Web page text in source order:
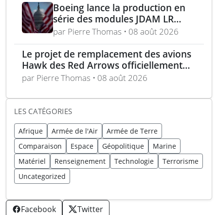
Boeing lance la production en
série des modules JDAM LR
pour frappes de précision
longue portée
par Pierre Thomas • 08 août 2026
Le projet de remplacement des avions
Hawk des Red Arrows officiellement
lancé
par Pierre Thomas • 08 août 2026
LES CATÉGORIES
Afrique Armée de l'Air
Armée de Terre
Comparaison
Espace Géopolitique
Marine
Matériel
Renseignement Technologie
Terrorisme
Uncategorized
Facebook Twitter